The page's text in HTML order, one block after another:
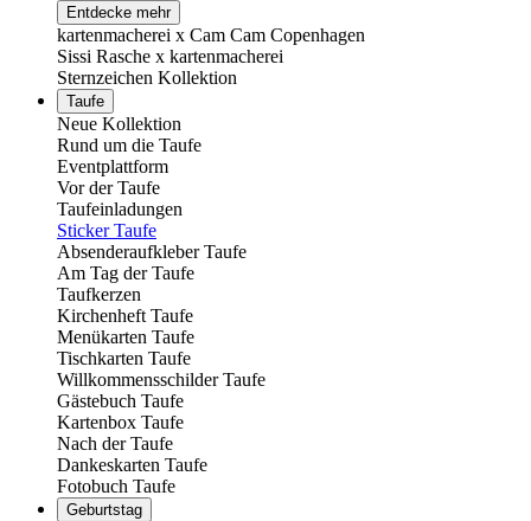
Entdecke mehr
kartenmacherei x Cam Cam Copenhagen
Sissi Rasche x kartenmacherei
Sternzeichen Kollektion
Taufe
Neue Kollektion
Rund um die Taufe
Eventplattform
Vor der Taufe
Taufeinladungen
Sticker Taufe
Absenderaufkleber Taufe
Am Tag der Taufe
Taufkerzen
Kirchenheft Taufe
Menükarten Taufe
Tischkarten Taufe
Willkommensschilder Taufe
Gästebuch Taufe
Kartenbox Taufe
Nach der Taufe
Dankeskarten Taufe
Fotobuch Taufe
Geburtstag